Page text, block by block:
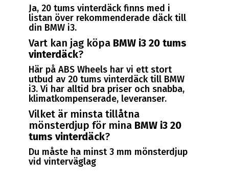
Ja, 20 tums vinterdäck finns med i
listan över rekommenderade däck till
din BMW i3.
Vart kan jag köpa BMW i3 20 tums
vinterdäck?
Här på ABS Wheels har vi ett stort
utbud av 20 tums vinterdäck till BMW
i3. Vi har alltid bra priser och snabba,
klimatkompenserade, leveranser.
Vilket är minsta tillåtna
mönsterdjup för mina BMW i3 20
tums vinterdäck?
Du måste ha minst 3 mm mönsterdjup
vid vinterväglag